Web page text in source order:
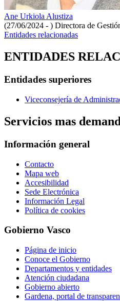
Ane Urkiola Alustiza
(27/06/2024 - ) Directora de
Entidades relacionadas
ENTIDADES
Entidades superiores
Viceconsejería de
Servicios mas
Información general
Contacto
Mapa web
Accesibilidad
Sede Electrónica
Información Legal
Política de cookies
Gobierno Vasco
Página de inicio
Conoce el Gobierno
Departamentos y entidades
Atención ciudadana
Gobierno abierto
Gardena, portal de